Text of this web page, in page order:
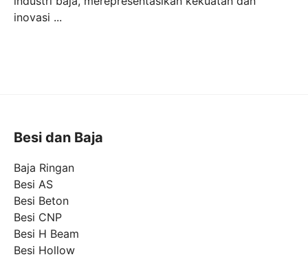
inovasi ...
Besi dan Baja
Baja Ringan
Besi AS
Besi Beton
Besi CNP
Besi H Beam
Besi Hollow